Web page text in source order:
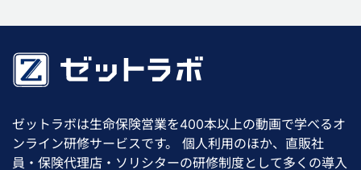
ゼットラボは生命保険営業を400本以上の動画で学べるオ
ンライン研修サービスです。 個人利用のほか、直販社
員・保険代理店・ソリシターの研修制度として多くの導入